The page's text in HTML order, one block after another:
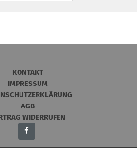
KONTAKT
IMPRESSUM
AGB
WIDERRUFEN